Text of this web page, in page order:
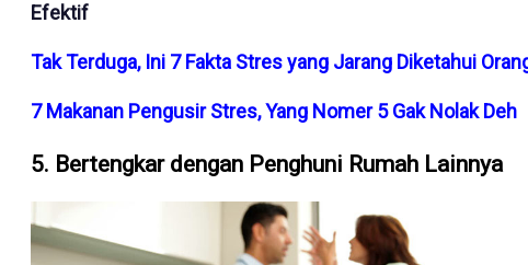
Efektif
Tak Terduga, Ini 7 Fakta Stres yang Jarang Diketahui
7 Makanan Pengusir Stres, Yang Nomer 5 Gak Nolak Deh
5. Bertengkar dengan Penghuni Rumah Lainnya